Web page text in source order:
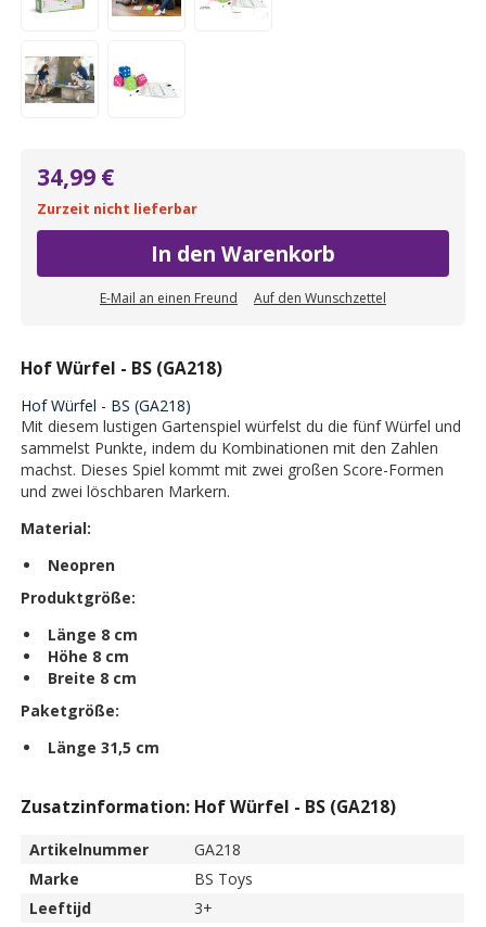
34,99 €
Zurzeit nicht lieferbar
In den Warenkorb
E-Mail an einen Freund Auf den Wunschzettel
Hof Würfel - BS (GA218)
Hof Würfel - BS (GA218)
Mit diesem lustigen Gartenspiel würfelst du die fünf Würfel und
sammelst Punkte, indem du Kombinationen mit den Zahlen
machst. Dieses Spiel kommt mit zwei großen Score-Formen
und zwei löschbaren Markern.
Material:
Neopren
Produktgröße:
Länge 8 cm
Höhe 8 cm
Breite 8 cm
Paketgröße:
Länge 31,5 cm
Zusatzinformation: Hof Würfel - BS (GA218)
Artikelnummer
GA218
Marke
BS Toys
Leeftijd
3+